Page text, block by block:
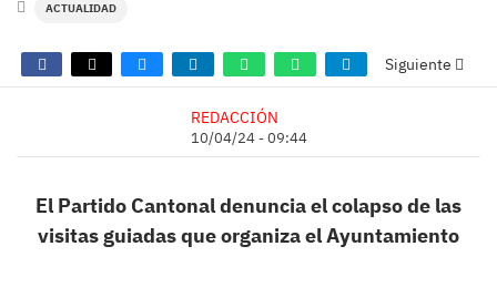
ACTUALIDAD
Siguiente
REDACCIÓN
10/04/24 - 09:44
El Partido Cantonal denuncia el colapso de las
visitas guiadas que organiza el Ayuntamiento